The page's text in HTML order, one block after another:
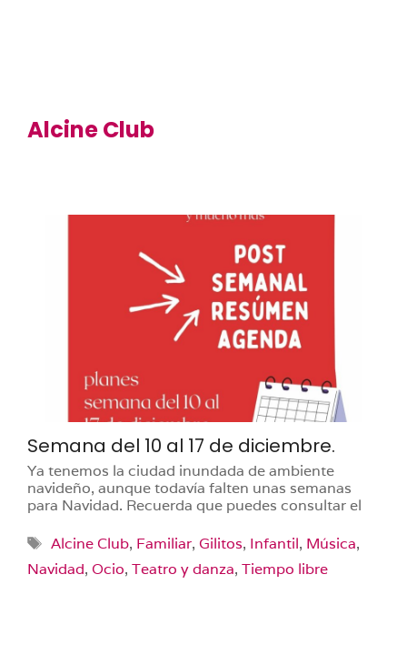
Alcine Club
Semana del 10 al 17 de diciembre.
Ya tenemos la ciudad inundada de ambiente
navideño, aunque todavía falten unas semanas
para Navidad. Recuerda que puedes consultar el
Etiquetas
Alcine Club, Familiar, Gilitos, Infantil, Música,
Navidad, Ocio, Teatro y danza, Tiempo libre